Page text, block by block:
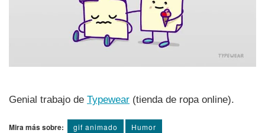
Genial trabajo de Typewear (tienda de ropa online).
Mira más sobre: gif animado Humor